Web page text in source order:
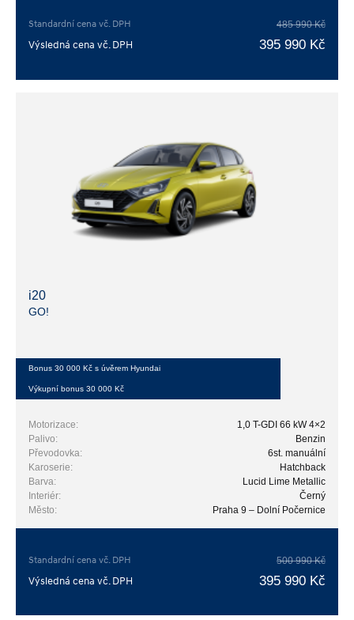
Standardní cena vč. DPH 485 990 Kč
Výsledná cena vč. DPH 395 990 Kč
i20
GO!
Bonus 30 000 Kč s úvěrem Hyundai
Výkupní bonus 30 000 Kč
Motorizace:
1,0 T-GDI 66 kW 4×2
Palivo:
Benzin
Převodovka:
6st. manuální
Karoserie:
Hatchback
Barva:
Lucid Lime Metallic
Interiér:
Černý
Město:
Praha 9 – Dolní Počernice
Standardní cena vč. DPH 500 990 Kč
Výsledná cena vč. DPH 395 990 Kč